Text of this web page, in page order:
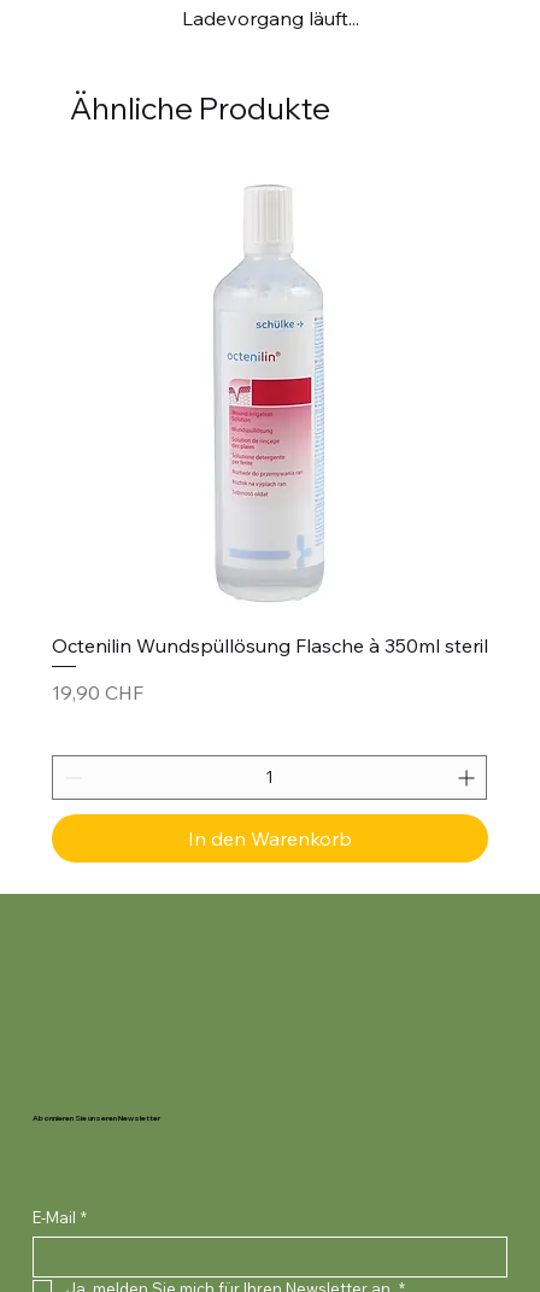
Ladevorgang läuft...
Ähnliche Produkte
Octenilin Wundspüllösung Flasche à 350ml steril
Preis
19,90 CHF
In den Warenkorb
Abonnieren Sie unseren Newsletter
E-Mail *